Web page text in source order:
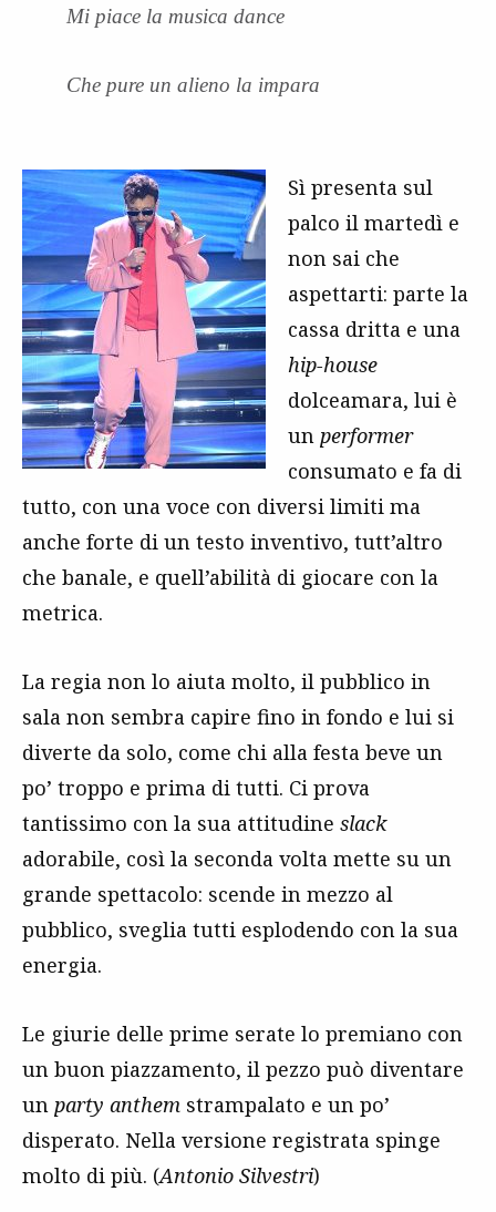
Mi piace la musica dance
Che pure un alieno la impara
Sì presenta sul
palco il martedì e
non sai che
aspettarti: parte la
cassa dritta e una
hip-house
dolceamara, lui è
un performer
consumato e fa di
tutto, con una voce con diversi limiti ma
anche forte di un testo inventivo, tutt’altro
che banale, e quell’abilità di giocare con la
metrica.
La regia non lo aiuta molto, il pubblico in
sala non sembra capire fino in fondo e lui si
diverte da solo, come chi alla festa beve un
po’ troppo e prima di tutti. Ci prova
tantissimo con la sua attitudine slack
adorabile, così la seconda volta mette su un
grande spettacolo: scende in mezzo al
pubblico, sveglia tutti esplodendo con la sua
energia.
Le giurie delle prime serate lo premiano con
un buon piazzamento, il pezzo può diventare
un party anthem strampalato e un po’
disperato. Nella versione registrata spinge
molto di più. (Antonio Silvestri)